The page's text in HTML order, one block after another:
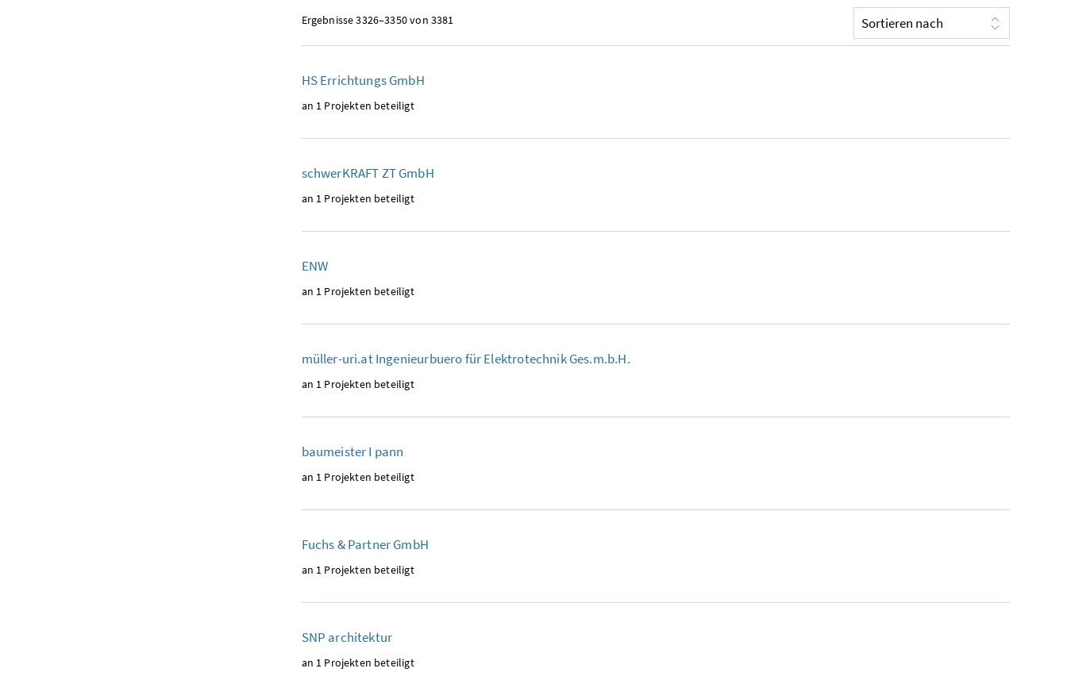
Ergebnisse 3326–3350 von 3381
HS Errichtungs GmbH
an 1 Projekten beteiligt
schwerKRAFT ZT GmbH
an 1 Projekten beteiligt
ENW
an 1 Projekten beteiligt
müller-uri.at Ingenieurbuero für Elektrotechnik Ges.m.b.H.
an 1 Projekten beteiligt
baumeister I pann
an 1 Projekten beteiligt
Fuchs & Partner GmbH
an 1 Projekten beteiligt
SNP architektur
an 1 Projekten beteiligt